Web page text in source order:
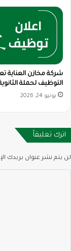
شركة مخازن العناية
التوظيف لحملة
يونيو 24, 2026
اترك تعليقاً
لن يتم نشر عنوان بريدك